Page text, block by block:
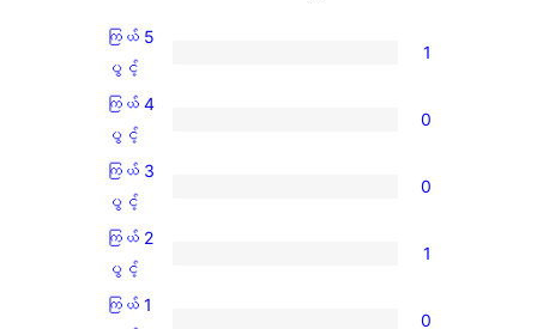
ကြယ်
5
ပွင့်
အဆင့်
သုံးသပ်
1
စောင်
ကြယ် 5
ပွင့်
1
ကြယ်
4
ပွင့်
အဆင့်
သုံးသပ်
0
ကြယ် 4
ပွင့်
0
ကြယ်
3
ပွင့်
အဆင့်
သုံးသပ်
ကြယ် 3
ပွင့်
0
ကြယ်
2
ကြယ် 2
ပွင့်
1
ကြယ် 1
0